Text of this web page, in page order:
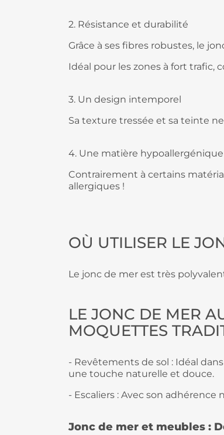
2. Résistance et durabilité
Grâce à ses fibres robustes, le
Idéal pour les zones à fort trafic,
3. Un design intemporel
Sa texture tressée et sa teinte
4. Une matière hypoallergénique
Contrairement à certains
allergiques !
OÙ UTILISER LE
Le jonc de mer est très
LE JONC DE MER
MOQUETTES
- Revêtements de sol : Idéal
une touche naturelle et douce.
- Escaliers : Avec son
Jonc de mer et meubles :